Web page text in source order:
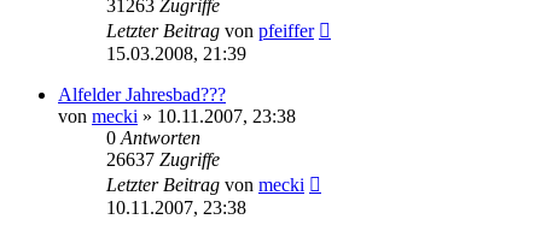
31263 Zugriffe
Letzter Beitrag von pfeiffer
15.03.2008, 21:39
Alfelder Jahresbad???
von mecki » 10.11.2007, 23:38
0 Antworten
26637 Zugriffe
Letzter Beitrag von mecki
10.11.2007, 23:38